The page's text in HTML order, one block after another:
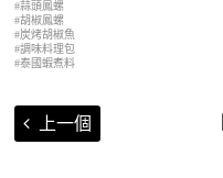
#蒜頭鳳螺
#胡椒鳳螺
#炭烤胡椒魚
#調味料理包
#泰國蝦煮料
上一個